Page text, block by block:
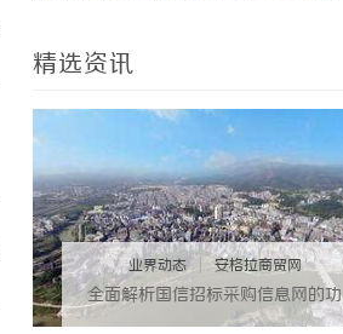
精选资讯
业界动态 安格拉商贸网
全面解析国信招标采购信息网的功
能与优势